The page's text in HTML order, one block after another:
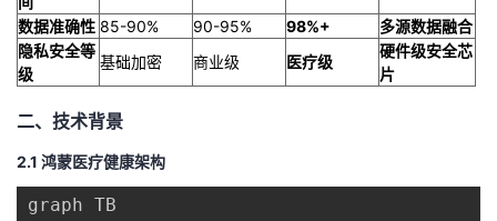
数据准确性 85-90% 90-95% 98%+
多源数据融合
隐私安全等
级
基础加密 商业级 医疗级
硬件级安全芯
片
二、技术背景
2.1 鸿蒙医疗健康架构
graph TB